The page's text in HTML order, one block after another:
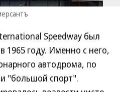
Speedway был
1965 году. Именно с него,
автодрома, по
"большой спорт".